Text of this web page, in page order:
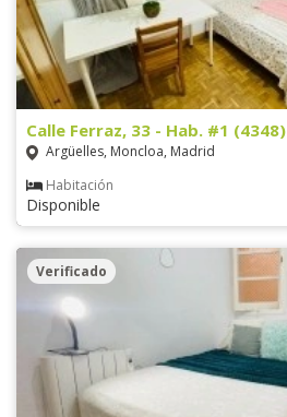
Calle Ferraz, 33 - Hab. #1 (4348)
Argüelles, Moncloa, Madrid
Habitación
Disponible
Verificado